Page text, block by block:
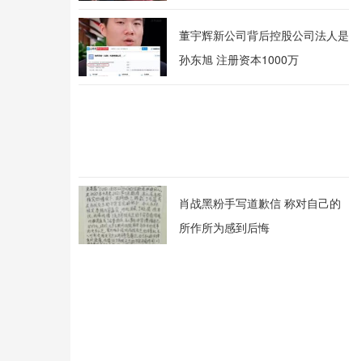
董宇辉新公司背后控股公司法人是
孙东旭 注册资本1000万
肖战黑粉手写道歉信 称对自己的
所作所为感到后悔